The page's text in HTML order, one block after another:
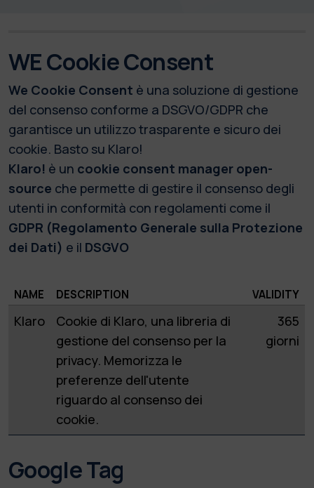
WE Cookie Consent
We Cookie Consent è una soluzione di gestione
del consenso conforme a DSGVO/GDPR che
garantisce un utilizzo trasparente e sicuro dei
cookie. Basto su Klaro!
Klaro! è un cookie consent manager open-
source che permette di gestire il consenso degli
utenti in conformità con regolamenti come il
GDPR (Regolamento Generale sulla Protezione
dei Dati) e il DSGVO
NAME DESCRIPTION VALIDITY
Klaro
Cookie di Klaro, una libreria di
gestione del consenso per la
privacy. Memorizza le
preferenze dell'utente
riguardo al consenso dei
cookie.
365
giorni
Google Tag